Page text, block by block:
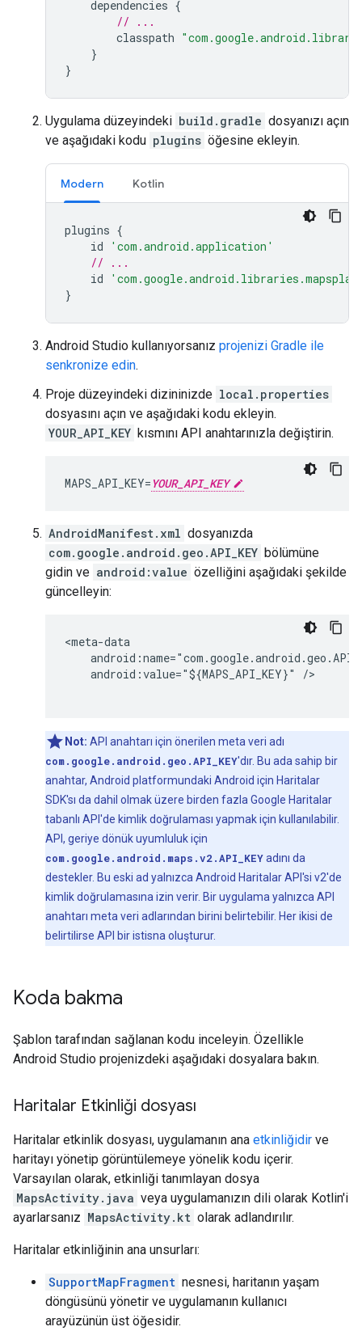
dependencies {
// ...
classpath
}
}
Uygulama düzeyindeki build.gradle dosyanızı açın
ve aşağıdaki kodu plugins öğesine ekleyin.
Modern Kotlin
plugins {
id
'com.android.application'
// ...
id
}
Android Studio kullanıyorsanız projenizi Gradle ile
senkronize edin.
Proje düzeyindeki dizininizde local.properties
dosyasını açın ve aşağıdaki kodu ekleyin.
YOUR_API_KEY kısmını API anahtarınızla değiştirin.
MAPS_API_KEY= YOUR_API_KEY
AndroidManifest.xml dosyanızda
com.google.android.geo.API_KEY bölümüne
gidin ve android:value özelliğini aşağıdaki şekilde
güncelleyin:
<meta-data
    android:value="${MAPS_API_KEY}" />
Not: API anahtarı için önerilen meta veri adı
com.google.android.geo.API_KEY'dır. Bu ada sahip bir
anahtar, Android platformundaki Android için Haritalar
SDK'sı da dahil olmak üzere birden fazla Google Haritalar
tabanlı API'de kimlik doğrulaması yapmak için kullanılabilir.
API, geriye dönük uyumluluk için
com.google.android.maps.v2.API_KEYadını da
destekler. Bu eski ad yalnızca Android Haritalar API'si v2'de
kimlik doğrulamasına izin verir. Bir uygulama yalnızca API
anahtarı meta veri adlarından birini belirtebilir. Her ikisi de
belirtilirse API bir istisna oluşturur.
Koda bakma
Şablon tarafından sağlanan kodu inceleyin. Özellikle
Android Studio projenizdeki aşağıdaki dosyalara bakın.
Haritalar Etkinliği dosyası
Haritalar etkinlik dosyası, uygulamanın ana etkinliğidir ve
haritayı yönetip görüntülemeye yönelik kodu içerir.
Varsayılan olarak, etkinliği tanımlayan dosya
MapsActivity.java veya uygulamanızın dili olarak Kotlin'i
ayarlarsanız MapsActivity.kt olarak adlandırılır.
Haritalar etkinliğinin ana unsurları:
SupportMapFragment nesnesi, haritanın yaşam
döngüsünü yönetir ve uygulamanın kullanıcı
arayüzünün üst öğesidir.